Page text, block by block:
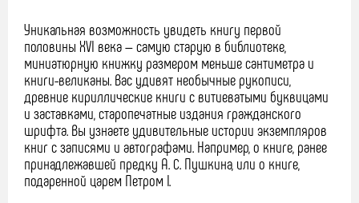
Уникальная возможность увидеть книгу первой
половины XVI века — самую старую в библиотеке,
миниатюрную книжку размером меньше сантиметра и
книги-великаны. Вас удивят необычные рукописи,
древние кириллические книги с витиеватыми буквицами
и заставками, старопечатные издания гражданского
шрифта. Вы узнаете удивительные истории экземпляров
книг с записями и автографами. Например, о книге, ранее
принадлежавшей предку А. С. Пушкина, или о книге,
подаренной царем Петром I.